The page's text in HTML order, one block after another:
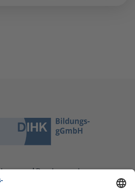
und Beratung unter: